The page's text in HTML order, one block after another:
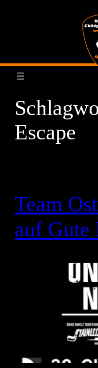
Escape
Team
auf Gute